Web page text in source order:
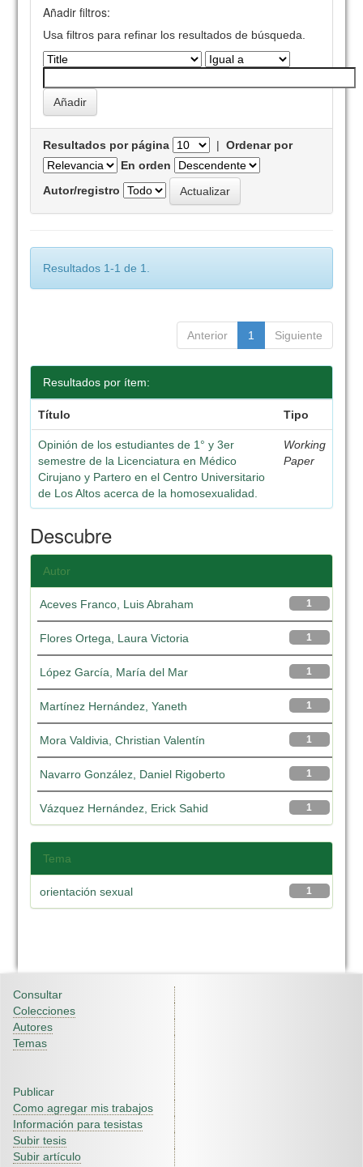
Añadir filtros:
Usa filtros para refinar los resultados de búsqueda.
Resultados por página |Ordenar por
En orden
Autor/registro
Resultados 1-1 de 1.
Anterior 1 Siguiente
Resultados por ítem:
Título Tipo
Opinión de los estudiantes de 1° y 3er
semestre de la Licenciatura en Médico
Cirujano y Partero en el Centro Universitario
de Los Altos acerca de la homosexualidad.
Working
Paper
Descubre
Autor
1
Aceves Franco, Luis Abraham
1
Flores Ortega, Laura Victoria
1
López García, María del Mar
1
Martínez Hernández, Yaneth
1
Mora Valdivia, Christian Valentín
1
Navarro González, Daniel Rigoberto
1
Vázquez Hernández, Erick Sahid
Tema
1
orientación sexual
Consultar
Colecciones
Autores
Temas
Publicar
Como agregar mis trabajos
Información para tesistas
Subir tesis
Subir artículo